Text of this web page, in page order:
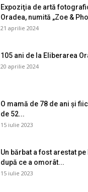
Expoziţia de artă
Oradea, numită „Zoe &
21 aprilie 2024
105 ani de la Eliberarea
20 aprilie 2024
O mamă de 78 de ani și
de 52...
15 iulie 2023
Un bărbat a fost arestat pe
după ce a omorât...
15 iulie 2023